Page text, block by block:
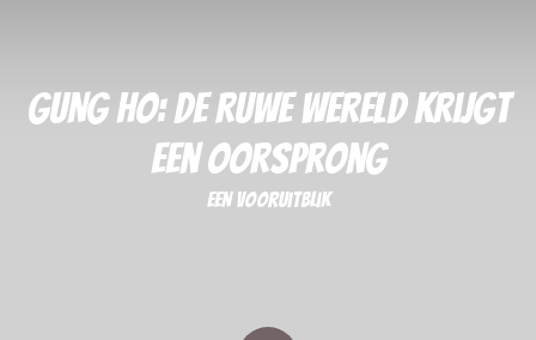
GUNG HO: De Ruwe Wereld Krijgt
een Oorsprong
een vooruitblik